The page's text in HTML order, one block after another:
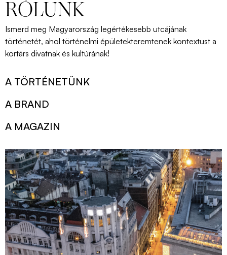
RÓLUNK
Ismerd meg Magyarország legértékesebb utcájának
történetét, ahol történelmi épületekteremtenek kontextust a
kortárs divatnak és kultúrának!
A TÖRTÉNETÜNK
A BRAND
A MAGAZIN